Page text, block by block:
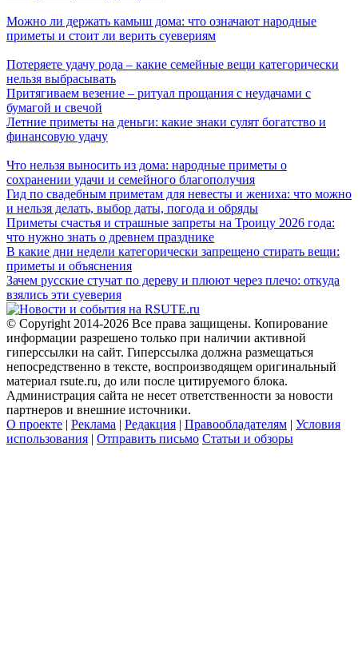
Можно ли держать камыш дома: что означают народные
приметы и стоит ли верить суевериям
Потеряете удачу рода – какие семейные вещи категорически
нельзя выбрасывать
Притягиваем везение – ритуал прощания с неудачами с
бумагой и свечой
Летние приметы на деньги: какие знаки сулят богатство и
финансовую удачу
Что нельзя выносить из дома: народные приметы о
сохранении удачи и семейного благополучия
Гид по свадебным приметам для невесты и жениха: что можно
и нельзя делать, выбор даты, погода и обряды
Приметы счастья и страшные запреты на Троицу 2026 года:
что нужно знать о древнем празднике
В какие дни недели категорически запрещено стирать вещи:
приметы и объяснения
Зачем русские стучат по дереву и плюют через плечо: откуда
взялись эти суеверия
© Copyright 2014-2026 Все права защищены. Копирование
информации разрешено только при наличии активной
гиперссылки на сайт. Гиперссылка должна размещаться
непосредственно в тексте, воспроизводящем оригинальный
материал rsute.ru, до или после цитируемого блока.
Администрация сайта не несет ответственности за новости
партнеров и внешние источники.
О проекте | Реклама | Редакция | Правообладателям | Условия
использования | Отправить письмо Статьи и обзоры